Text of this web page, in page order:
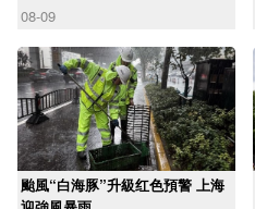
08-09
颱風“白海豚”升級红色預警 上海